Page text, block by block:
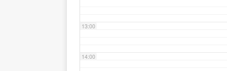
13:00
14:00